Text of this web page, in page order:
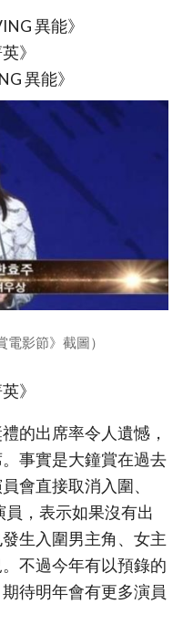
異能》
》
異能》
電影節》截圖）
》
的出席率令人遺憾，
事實是大鐘賞在過去
會直接取消入圍、
，表示如果沒有出
生入圍男主角、女主
不過今年有以預錄的
待明年會有更多演員